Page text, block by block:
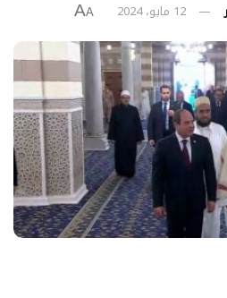
12 مايو، 2024 A
A